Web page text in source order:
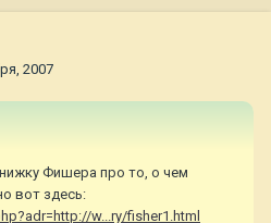
2007
Фишера про то, о чем
вот здесь:
w...ry/fisher1.html